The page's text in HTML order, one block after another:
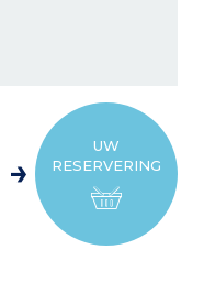
UW
RESERVERING